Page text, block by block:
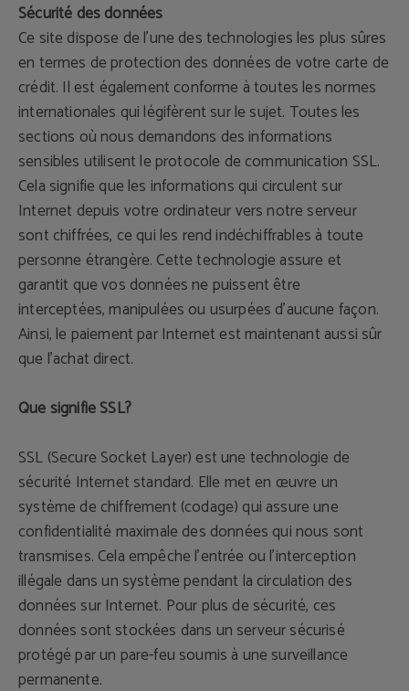
Sécurité des données
Ce site dispose de l'une des technologies les plus sûres
en termes de protection des données de votre carte de
crédit. Il est également conforme à toutes les normes
internationales qui légifèrent sur le sujet. Toutes les
sections où nous demandons des informations
sensibles utilisent le protocole de communication SSL.
Cela signifie que les informations qui circulent sur
Internet depuis votre ordinateur vers notre serveur
sont chiffrées, ce qui les rend indéchiffrables à toute
personne étrangère. Cette technologie assure et
garantit que vos données ne puissent être
interceptées, manipulées ou usurpées d'aucune façon.
Ainsi, le paiement par Internet est maintenant aussi sûr
que l'achat direct.
Que signifie SSL?
SSL (Secure Socket Layer) est une technologie de
sécurité Internet standard. Elle met en œuvre un
système de chiffrement (codage) qui assure une
confidentialité maximale des données qui nous sont
transmises. Cela empêche l'entrée ou l'interception
illégale dans un système pendant la circulation des
données sur Internet. Pour plus de sécurité, ces
données sont stockées dans un serveur sécurisé
protégé par un pare-feu soumis à une surveillance
permanente.